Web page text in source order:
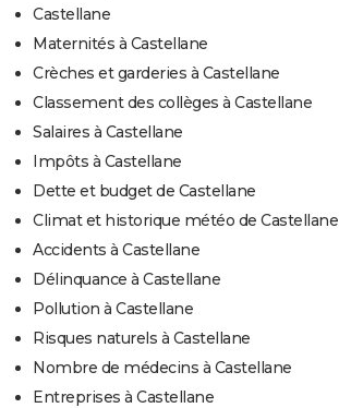
Castellane
Maternités à Castellane
Crèches et garderies à Castellane
Classement des collèges à Castellane
Salaires à Castellane
Impôts à Castellane
Dette et budget de Castellane
Climat et historique météo de Castellane
Accidents à Castellane
Délinquance à Castellane
Pollution à Castellane
Risques naturels à Castellane
Nombre de médecins à Castellane
Entreprises à Castellane